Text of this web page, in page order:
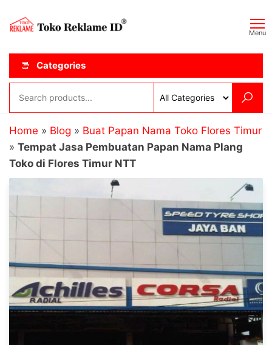
content
ID
Menu
Categories
Home » Blog » Buat Papan Nama Toko Flores Timur
» Tempat Jasa Pembuatan Papan Nama Plang
Toko di Flores Timur NTT